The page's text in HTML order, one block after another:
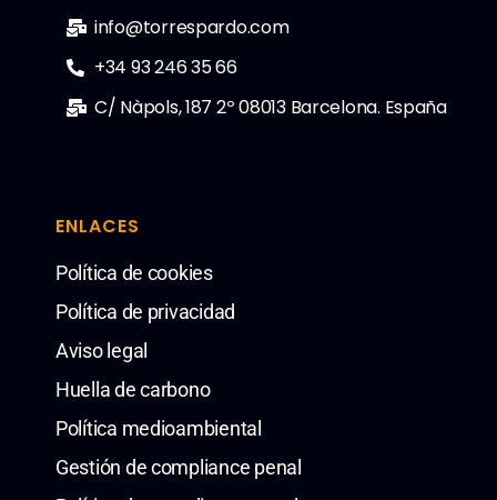
info@torrespardo.com
+34 93 246 35 66
C/ Nàpols, 187 2º 08013 Barcelona. España
ENLACES
Política de cookies
Política de privacidad
Aviso legal
Huella de carbono
Política medioambiental
Gestión de compliance penal